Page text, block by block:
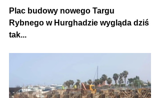
Plac budowy nowego Targu
Rybnego w Hurghadzie wygląda dziś
tak...